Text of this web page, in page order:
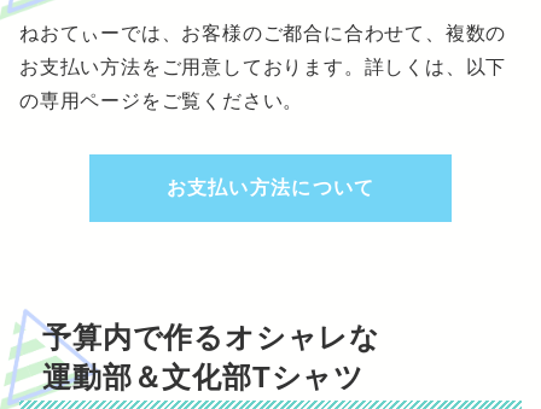
ねおてぃーでは、お客様のご都合に合わせて、複数の
お支払い方法をご用意しております。詳しくは、以下
の専用ページをご覧ください。
お支払い方法について
予算内で作るオシャレな
運動部＆文化部Tシャツ